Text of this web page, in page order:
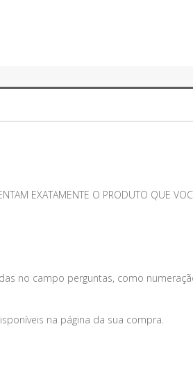
EXATAMENTE O PRODUTO QUE
no campo perguntas, como
na página da sua compra.